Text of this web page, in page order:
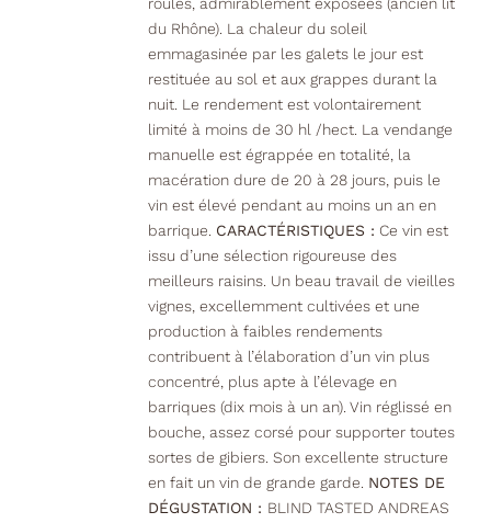
du Rhône). La chaleur du soleil
emmagasinée par les galets le jour est
restituée au sol et aux grappes durant la
nuit. Le rendement est volontairement
limité à moins de 30 hl /hect. La vendange
manuelle est égrappée en totalité, la
macération dure de 20 à 28 jours, puis le
vin est élevé pendant au moins un an en
barrique. CARACTÉRISTIQUES : Ce vin est
issu d’une sélection rigoureuse des
meilleurs raisins. Un beau travail de vieilles
vignes, excellemment cultivées et une
production à faibles rendements
contribuent à l’élaboration d’un vin plus
concentré, plus apte à l’élevage en
barriques (dix mois à un an). Vin réglissé en
bouche, assez corsé pour supporter toutes
sortes de gibiers. Son excellente structure
en fait un vin de grande garde. NOTES DE
DÉGUSTATION : BLIND TASTED ANDREAS